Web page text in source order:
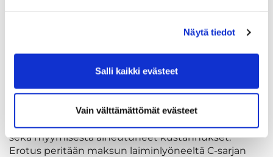
Näytä tiedot
Salli kaikki evästeet
Vain välttämättömät evästeet
päättää ottaa osakkeen tuottaman pelioikeuden
Yhtiön hallitus voi myydä haltuun ottamansa
pelioikeuden enintään yhdeksi vuodeksi kerrallaan.
saatavasta korvauksesta vähennetään maksamatta
olevat pelioikeusvastikkeet viivästyskorkoineen,
haltuunoton aikana erääntyvät pelioikeusvastikkeet
sekä myymisestä aiheutuneet kustannukset.
Erotus peritään maksun laiminlyöneeltä C-sarjan